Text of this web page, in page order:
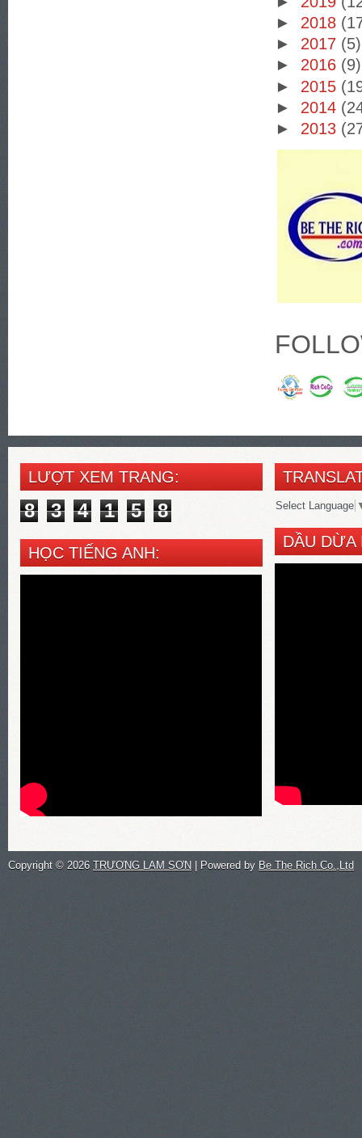
► 2018
► 2017 (5)
► 2016 (9)
► 2015
► 2014
► 2013
LƯỢT XEM TRANG:
8 3 4 1 5 8
HỌC TIẾNG ANH:
Select Language
DẦU DỪA
Copyright © 2026 TRƯƠNG LAM SƠN | Powered by Be The Rich Co.,Ltd